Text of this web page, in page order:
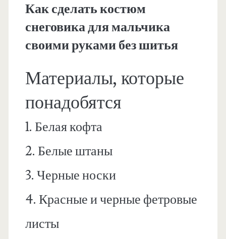
Как сделать костюм
снеговика для мальчика
своими руками без шитья
Материалы, которые
понадобятся
1. Белая кофта
2. Белые штаны
3. Черные носки
4. Красные и черные фетровые
листы